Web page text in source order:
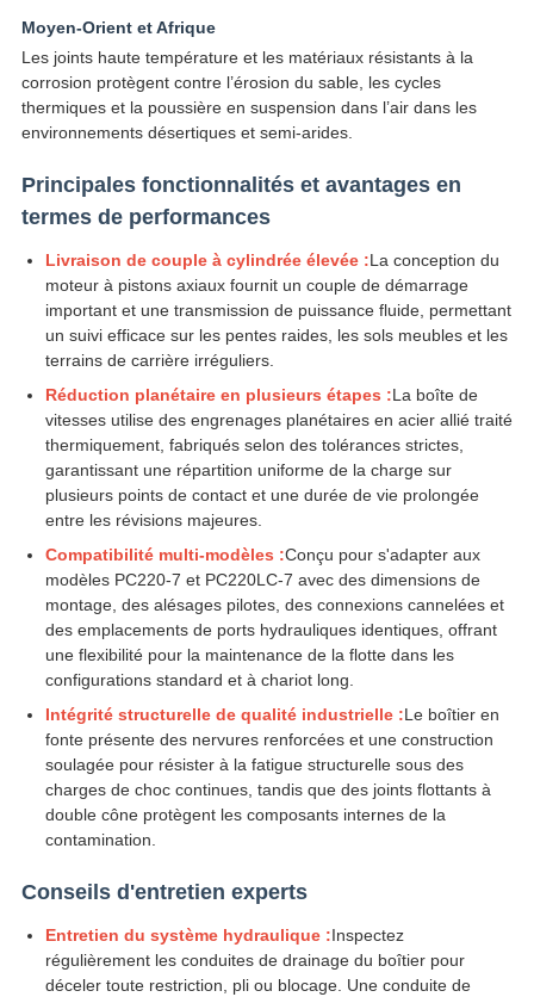
Moyen-Orient et Afrique
Les joints haute température et les matériaux résistants à la
corrosion protègent contre l’érosion du sable, les cycles
thermiques et la poussière en suspension dans l’air dans les
environnements désertiques et semi-arides.
Principales fonctionnalités et avantages en
termes de performances
Livraison de couple à cylindrée élevée :La conception du
moteur à pistons axiaux fournit un couple de démarrage
important et une transmission de puissance fluide, permettant
un suivi efficace sur les pentes raides, les sols meubles et les
terrains de carrière irréguliers.
Réduction planétaire en plusieurs étapes :La boîte de
vitesses utilise des engrenages planétaires en acier allié traité
thermiquement, fabriqués selon des tolérances strictes,
garantissant une répartition uniforme de la charge sur
plusieurs points de contact et une durée de vie prolongée
entre les révisions majeures.
Compatibilité multi-modèles :Conçu pour s'adapter aux
modèles PC220-7 et PC220LC-7 avec des dimensions de
montage, des alésages pilotes, des connexions cannelées et
des emplacements de ports hydrauliques identiques, offrant
une flexibilité pour la maintenance de la flotte dans les
configurations standard et à chariot long.
Intégrité structurelle de qualité industrielle :Le boîtier en
fonte présente des nervures renforcées et une construction
soulagée pour résister à la fatigue structurelle sous des
charges de choc continues, tandis que des joints flottants à
double cône protègent les composants internes de la
contamination.
Conseils d'entretien experts
Entretien du système hydraulique :Inspectez
régulièrement les conduites de drainage du boîtier pour
déceler toute restriction, pli ou blocage. Une conduite de